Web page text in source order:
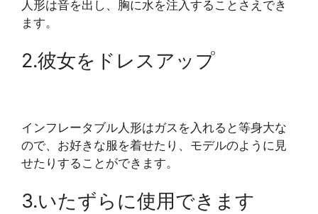
人形は音を出し、胸に水を注入することさえでき
ます。
2.彼女をドレスアップ
インフレータブル人形はガスを入れると等身大な
ので、お好きな服を着せたり、モデルのように見
せたりすることができます。
3.いたずらに使用できます